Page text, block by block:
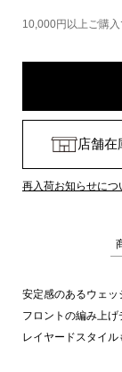
10,000円以上ご購
店舗在
再入荷お知らせにつ
安定感のあるウェッ
フロントの編み上
レイヤードスタイル